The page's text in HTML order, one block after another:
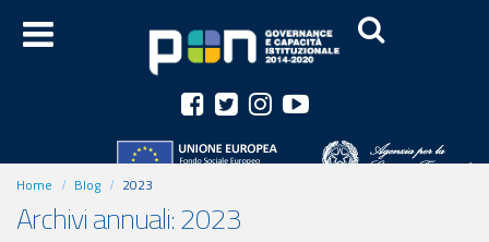
Home Blog 2023
Archivi annuali: 2023